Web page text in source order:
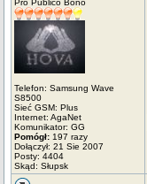
Pro Publico Bono
Telefon: Samsung Wave
S8500
Sieć GSM: Plus
Internet: AgaNet
Komunikator: GG
Pomógł: 197 razy
Dołączył: 21 Sie 2007
Posty: 4404
Skąd: Słupsk